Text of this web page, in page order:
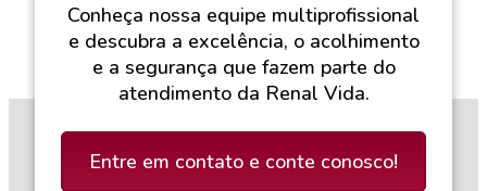
Conheça nossa equipe multiprofissional
e descubra a excelência, o acolhimento
e a segurança que fazem parte do
atendimento da Renal Vida.
Entre em contato e conte conosco!